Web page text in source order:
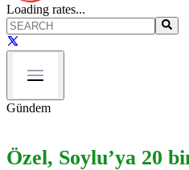
Loading rates...
Gündem
Özel, Soylu’ya 20